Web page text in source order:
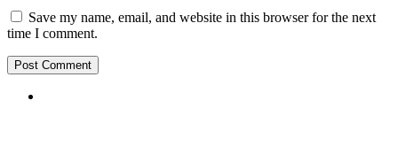
Save my name, email, and website in this browser for the next
time I comment.